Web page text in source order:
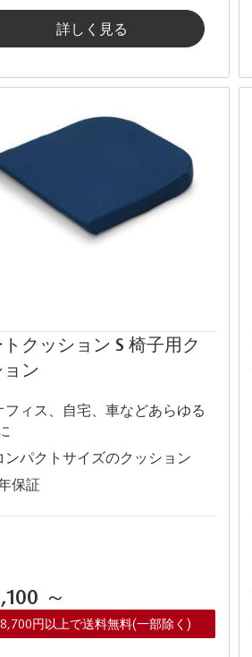
詳しく見る
クッション S 椅子用ク
ョン
フィス、自宅、車などあらゆる
ンパクトサイズのクッション
保証
～
円以上で送料無料(一部除く)